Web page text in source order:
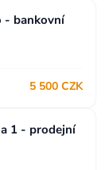
- bankovní
5 500 CZK
1 - prodejní